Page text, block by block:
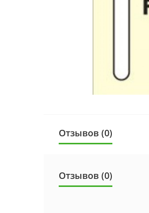
Отзывов (0)
Отзывов (0)